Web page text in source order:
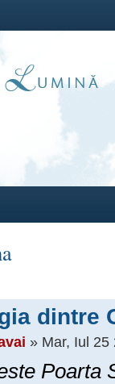
dintre
» Mar, Iul 25
Poarta